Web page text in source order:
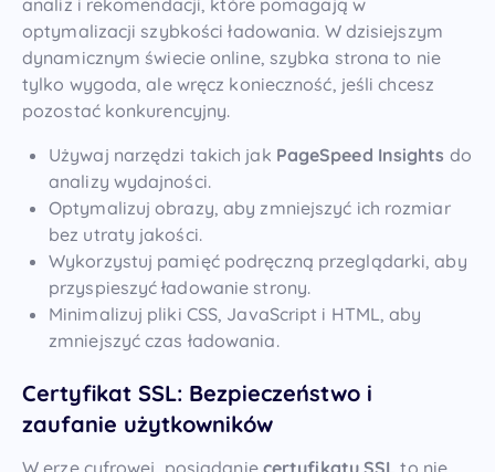
analiz i rekomendacji, które pomagają w
optymalizacji szybkości ładowania. W dzisiejszym
dynamicznym świecie online, szybka strona to nie
tylko wygoda, ale wręcz konieczność, jeśli chcesz
pozostać konkurencyjny.
Używaj narzędzi takich jak PageSpeed Insights do
analizy wydajności.
Optymalizuj obrazy, aby zmniejszyć ich rozmiar
bez utraty jakości.
Wykorzystuj pamięć podręczną przeglądarki, aby
przyspieszyć ładowanie strony.
Minimalizuj pliki CSS, JavaScript i HTML, aby
zmniejszyć czas ładowania.
Certyfikat SSL: Bezpieczeństwo i
zaufanie użytkowników